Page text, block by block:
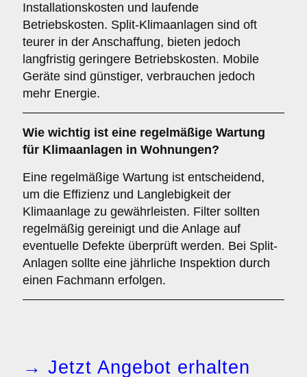
Installationskosten und laufende
Betriebskosten. Split-Klimaanlagen sind oft
teurer in der Anschaffung, bieten jedoch
langfristig geringere Betriebskosten. Mobile
Geräte sind günstiger, verbrauchen jedoch
mehr Energie.
Wie wichtig ist eine regelmäßige Wartung
für Klimaanlagen in Wohnungen?
Eine regelmäßige Wartung ist entscheidend,
um die Effizienz und Langlebigkeit der
Klimaanlage zu gewährleisten. Filter sollten
regelmäßig gereinigt und die Anlage auf
eventuelle Defekte überprüft werden. Bei Split-
Anlagen sollte eine jährliche Inspektion durch
einen Fachmann erfolgen.
→ Jetzt Angebot erhalten